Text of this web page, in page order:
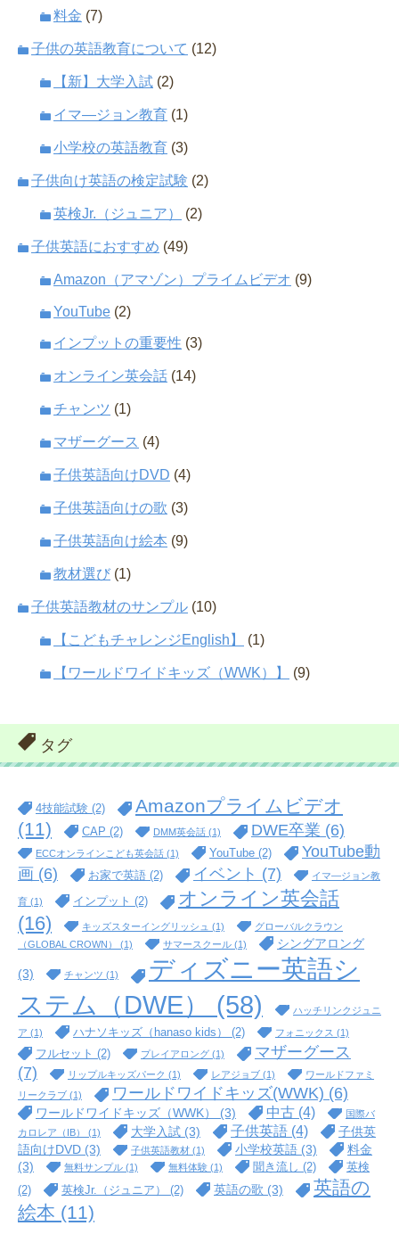
料金 (7)
子供の英語教育について (12)
【新】大学入試 (2)
イマ―ジョン教育 (1)
小学校の英語教育 (3)
子供向け英語の検定試験 (2)
英検Jr.（ジュニア） (2)
子供英語におすすめ (49)
Amazon（アマゾン）プライムビデオ (9)
YouTube (2)
インプットの重要性 (3)
オンライン英会話 (14)
チャンツ (1)
マザーグース (4)
子供英語向けDVD (4)
子供英語向けの歌 (3)
子供英語向け絵本 (9)
教材選び (1)
子供英語教材のサンプル (10)
【こどもチャレンジEnglish】 (1)
【ワールドワイドキッズ（WWK）】 (9)
タグ
4技能試験 (2)
Amazonプライムビデオ
(11)
CAP (2) DMM英会話 (1) DWE卒業 (6)
ECCオンラインこども英会話 (1) YouTube (2)
YouTube動
画 (6) お家で英語 (2) イベント (7) イマ―ジョン教
育 (1) インプット (2)
オンライン英会話
(16)
キッズスターイングリッシュ (1)
グローバルクラウン
（GLOBAL CROWN）
(1) サマースクール (1) シングアロング
(3) チャンツ (1)
ディズニー英語シ
ステム（DWE）
(58) ハッチリンクジュニ
ア (1) ハナソキッズ（hanaso kids） (2) フォニックス (1)
フルセット (2) プレイアロング (1)
マザーグース
(7)
リップルキッズパーク (1) レアジョブ (1)
ワールドファミ
リークラブ (1) ワールドワイドキッズ(WWK) (6)
ワールドワイドキッズ（WWK） (3) 中古 (4)
国際バ
カロレア（IB）
(1) 大学入試 (3) 子供英語 (4)
子供英
語向けDVD (3) 子供英語教材 (1) 小学校英語 (3)
料金
(3)
無料サンプル (1) 無料体験 (1) 聞き流し (2)
英検
(2)
英検Jr.（ジュニア） (2) 英語の歌 (3)
英語の
絵本 (11)